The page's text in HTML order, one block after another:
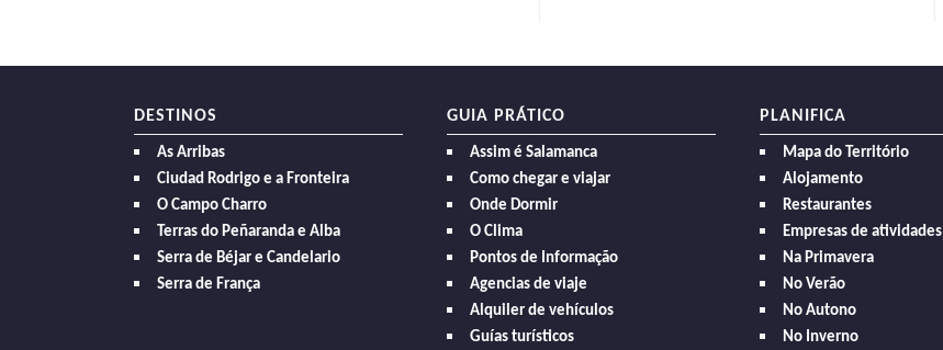
DESTINOS
As Arribas
Ciudad Rodrigo e a Fronteira
O Campo Charro
Terras do Peñaranda e Alba
Serra de Béjar e Candelario
Serra de França
GUIA PRÁTICO
Assim é Salamanca
Como chegar e viajar
Onde Dormir
O Clima
Pontos de Informação
Agencias de viaje
Alquiler de vehículos
Guías turísticos
PLANIFICA
Mapa do Território
Alojamento
Restaurantes
Empresas de atividades
Na Primavera
No Verão
No Autono
No Inverno